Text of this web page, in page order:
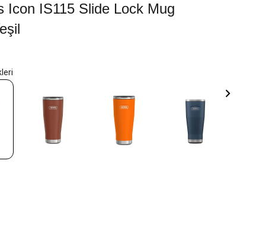
Icon IS115 Slide Lock Mug